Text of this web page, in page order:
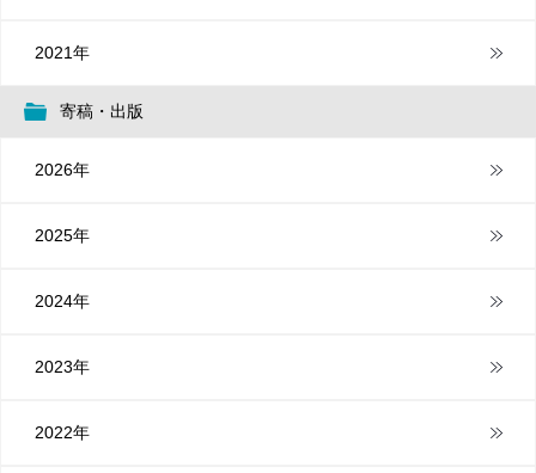
2021年
寄稿・出版
2026年
2025年
2024年
2023年
2022年